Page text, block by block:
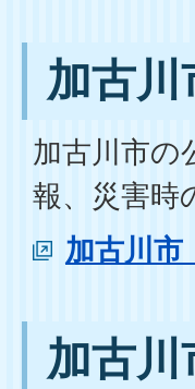
加古
加古川市の
報、災害時
加古川市
加古